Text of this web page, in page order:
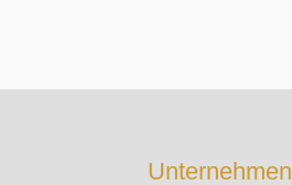
Unternehmen